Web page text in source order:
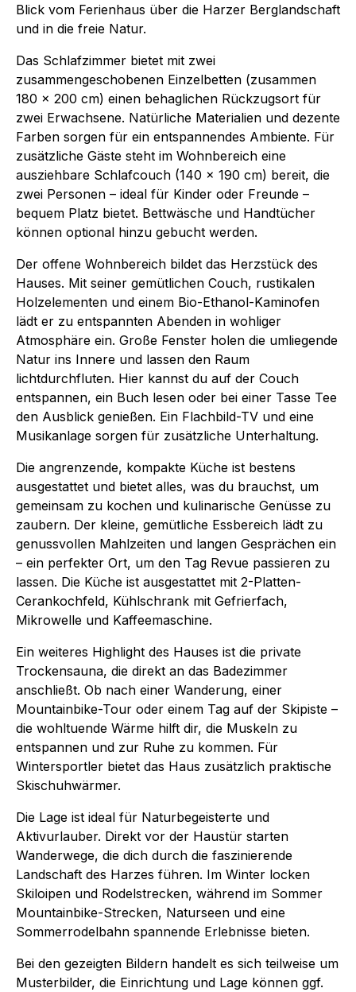
Blick vom Ferienhaus über die Harzer Berglandschaft
und in die freie Natur.
Das Schlafzimmer bietet mit zwei
zusammengeschobenen Einzelbetten (zusammen
180 x 200 cm) einen behaglichen Rückzugsort für
zwei Erwachsene. Natürliche Materialien und dezente
Farben sorgen für ein entspannendes Ambiente. Für
zusätzliche Gäste steht im Wohnbereich eine
ausziehbare Schlafcouch (140 x 190 cm) bereit, die
zwei Personen – ideal für Kinder oder Freunde –
bequem Platz bietet. Bettwäsche und Handtücher
können optional hinzu gebucht werden.
Der offene Wohnbereich bildet das Herzstück des
Hauses. Mit seiner gemütlichen Couch, rustikalen
Holzelementen und einem Bio-Ethanol-Kaminofen
lädt er zu entspannten Abenden in wohliger
Atmosphäre ein. Große Fenster holen die umliegende
Natur ins Innere und lassen den Raum
lichtdurchfluten. Hier kannst du auf der Couch
entspannen, ein Buch lesen oder bei einer Tasse Tee
den Ausblick genießen. Ein Flachbild-TV und eine
Musikanlage sorgen für zusätzliche Unterhaltung.
Die angrenzende, kompakte Küche ist bestens
ausgestattet und bietet alles, was du brauchst, um
gemeinsam zu kochen und kulinarische Genüsse zu
zaubern. Der kleine, gemütliche Essbereich lädt zu
genussvollen Mahlzeiten und langen Gesprächen ein
– ein perfekter Ort, um den Tag Revue passieren zu
lassen. Die Küche ist ausgestattet mit 2-Platten-
Cerankochfeld, Kühlschrank mit Gefrierfach,
Mikrowelle und Kaffeemaschine.
Ein weiteres Highlight des Hauses ist die private
Trockensauna, die direkt an das Badezimmer
anschließt. Ob nach einer Wanderung, einer
Mountainbike-Tour oder einem Tag auf der Skipiste –
die wohltuende Wärme hilft dir, die Muskeln zu
entspannen und zur Ruhe zu kommen. Für
Wintersportler bietet das Haus zusätzlich praktische
Skischuhwärmer.
Die Lage ist ideal für Naturbegeisterte und
Aktivurlauber. Direkt vor der Haustür starten
Wanderwege, die dich durch die faszinierende
Landschaft des Harzes führen. Im Winter locken
Skiloipen und Rodelstrecken, während im Sommer
Mountainbike-Strecken, Naturseen und eine
Sommerrodelbahn spannende Erlebnisse bieten.
Bei den gezeigten Bildern handelt es sich teilweise um
Musterbilder, die Einrichtung und Lage können ggf.